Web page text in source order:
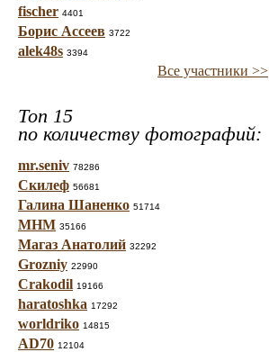
fischer 4401
Борис Ассеев 3722
alek48s 3394
Все участники >>
Топ 15
по количеству фотографий:
mr.seniv 78286
Скилеф 56681
Галина Шаненко 51714
МНМ 35166
Магаз Анатолий 32292
Grozniy 22990
Crakodil 19166
haratoshka 17292
worldriko 14815
AD70 12104